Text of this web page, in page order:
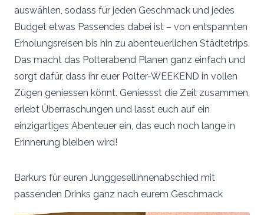
auswählen, sodass für jeden Geschmack und jedes
Budget etwas Passendes dabei ist – von entspannten
Erholungsreisen bis hin zu abenteuerlichen Städtetrips.
Das macht das Polterabend Planen ganz einfach und
sorgt dafür, dass ihr euer Polter-WEEKEND in vollen
Zügen geniessen könnt. Geniessst die Zeit zusammen,
erlebt Überraschungen und lasst euch auf ein
einzigartiges Abenteuer ein, das euch noch lange in
Erinnerung bleiben wird!
Barkurs für euren Junggesellinnenabschied mit
passenden Drinks ganz nach eurem Geschmack